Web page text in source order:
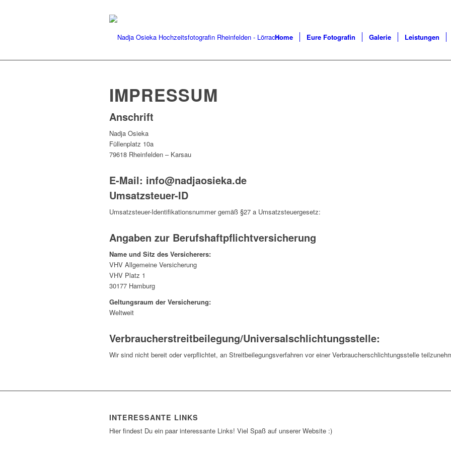
Home Eure Fotografin Galerie Leistungen
IMPRESSUM
Anschrift
Nadja Osieka
Füllenplatz 10a
79618 Rheinfelden – Karsau
E-Mail: info@nadjaosieka.de
Umsatzsteuer-ID
Umsatzsteuer-Identifikationsnummer gemäß §27 a Umsatzsteuergesetz:
Angaben zur Berufshaftpflichtversicherung
Name und Sitz des Versicherers:
VHV Allgemeine Versicherung
VHV Platz 1
30177 Hamburg
Geltungsraum der Versicherung:
Weltweit
Verbraucher­streit­beilegung/Universal­schlichtungs­stelle:
Wir sind nicht bereit oder verpflichtet, an Streitbeilegungsverfahren vor einer Verbraucherschlichtungsstelle
INTERESSANTE LINKS
Hier findest Du ein paar interessante Links! Viel Spaß auf unserer Website :)